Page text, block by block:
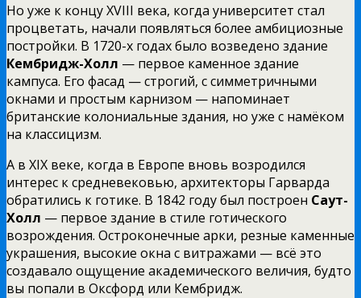
Но уже к концу XVIII века, когда университет стал
процветать, начали появляться более амбициозные
постройки. В 1720-х годах было возведено здание
Кембридж-Холл — первое каменное здание
кампуса. Его фасад — строгий, с симметричными
окнами и простым карнизом — напоминает
британские колониальные здания, но уже с намёком
на классицизм.
А в XIX веке, когда в Европе вновь возродился
интерес к средневековью, архитекторы Гарварда
обратились к готике. В 1842 году был построен Саут-
Холл — первое здание в стиле готического
возрождения. Остроконечные арки, резные каменные
украшения, высокие окна с витражами — всё это
создавало ощущение академического величия, будто
вы попали в Оксфорд или Кембридж.